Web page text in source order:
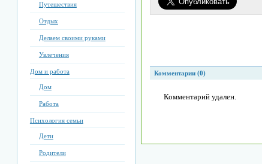
Путешествия
Отдых
Делаем своими руками
Увлечения
Дом и работа
Дом
Работа
Психология семьи
Дети
Родители
Комментарии (0)
Комментарий удален.